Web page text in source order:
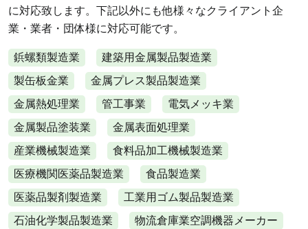
に対応致します。下記以外にも他様々なクライアント企
業・業者・団体様に対応可能です。
鋲螺類製造業
建築用金属製品製造業
製缶板金業
金属プレス製品製造業
金属熱処理業
管工事業
電気メッキ業
金属製品塗装業
金属表面処理業
産業機械製造業
食料品加工機械製造業
医療機関医薬品製造業
食品製造業
医薬品製剤製造業
工業用ゴム製品製造業
石油化学製品製造業
物流倉庫業空調機器メーカー